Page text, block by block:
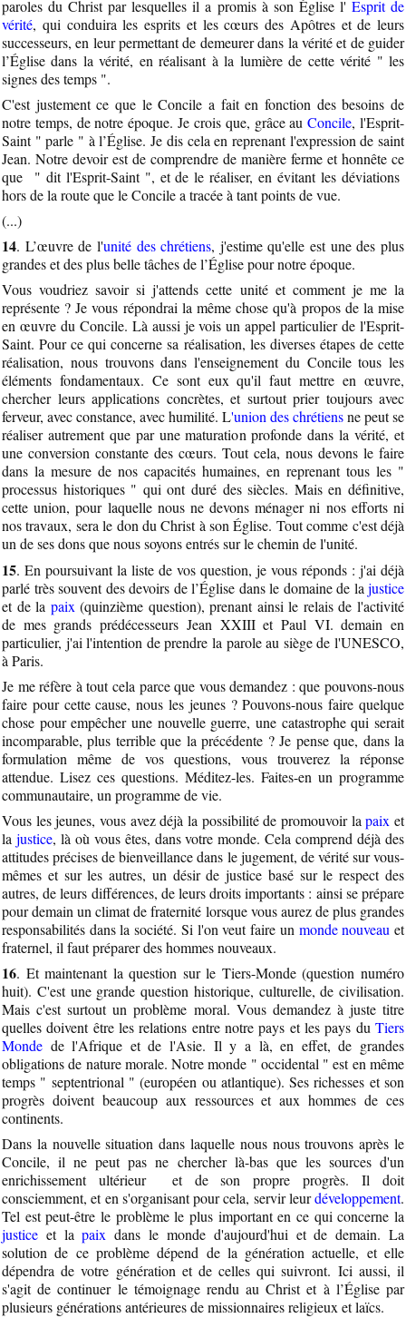
paroles du Christ par lesquelles il a promis à son Église l' Esprit de
vérité, qui conduira les esprits et les cœurs des Apôtres et de leurs
successeurs, en leur permettant de demeurer dans la vérité et de guider
l’Église dans la vérité, en réalisant à la lumière de cette vérité " les
signes des temps ".
C'est justement ce que le Concile a fait en fonction des besoins de
notre temps, de notre époque. Je crois que, grâce auConcile, l'Esprit-
Saint " parle " à l’Église. Je dis cela en reprenant l'expression de saint
Jean. Notre devoir est de comprendre de manière ferme et honnête ce
que " dit l'Esprit-Saint ", et de le réaliser, en évitant les déviations
hors de la route que le Concile a tracée à tant points de vue.
(...)
14. L’œuvre de l'unité des chrétiens, j'estime qu'elle est une des plus
grandes et des plus belle tâches de l’Église pour notre époque.
Vous voudriez savoir si j'attends cette unité et comment je me la
représente ? Je vous répondrai la même chose qu'à propos de la mise
en œuvre du Concile. Là aussi je vois un appel particulier de l'Esprit-
Saint. Pour ce qui concerne sa réalisation, les diverses étapes de cette
réalisation, nous trouvons dans l'enseignement du Concile tous les
éléments fondamentaux. Ce sont eux qu'il faut mettre en œuvre,
chercher leurs applications concrètes, et surtout prier toujours avec
ferveur, avec constance, avec humilité. L'union des chrétiensne peut se
réaliser autrement que par une maturation profonde dans la vérité, et
une conversion constante des cœurs. Tout cela, nous devons le faire
dans la mesure de nos capacités humaines, en reprenant tous les "
processus historiques " qui ont duré des siècles. Mais en définitive,
cette union, pour laquelle nous ne devons ménager ni nos efforts ni
nos travaux, sera le don du Christ à son Église. Tout comme c'est déjà
un de ses dons que nous soyons entrés sur le chemin de l'unité.
15. En poursuivant la liste de vos question, je vous réponds : j'ai déjà
parlé très souvent des devoirs de l’Église dans le domaine de la justice
et de la paix (quinzième question), prenant ainsi le relais de l'activité
de mes grands prédécesseurs Jean XXIII et Paul VI. demain en
particulier, j'ai l'intention de prendre la parole au siège de l'UNESCO,
à Paris.
Je me réfère à tout cela parce que vous demandez : que pouvons-nous
faire pour cette cause, nous les jeunes ? Pouvons-nous faire quelque
chose pour empêcher une nouvelle guerre, une catastrophe qui serait
incomparable, plus terrible que la précédente ? Je pense que, dans la
formulation même de vos questions, vous trouverez la réponse
attendue. Lisez ces questions. Méditez-les. Faites-en un programme
communautaire, un programme de vie.
Vous les jeunes, vous avez déjà la possibilité de promouvoir lapaix et
la justice, là où vous êtes, dans votre monde. Cela comprend déjà des
attitudes précises de bienveillance dans le jugement, de vérité sur vous-
mêmes et sur les autres, un désir de justice basé sur le respect des
autres, de leurs différences, de leurs droits importants : ainsi se prépare
pour demain un climat de fraternité lorsque vous aurez de plus grandes
responsabilités dans la société. Si l'on veut faire un monde nouveau et
fraternel, il faut préparer des hommes nouveaux.
16. Et maintenant la question sur le Tiers-Monde (question numéro
huit). C'est une grande question historique, culturelle, de civilisation.
Mais c'est surtout un problème moral. Vous demandez à juste titre
quelles doivent être les relations entre notre pays et les pays du Tiers
Monde de l'Afrique et de l'Asie. Il y a là, en effet, de grandes
obligations de nature morale. Notre monde " occidental " est en même
temps " septentrional " (européen ou atlantique). Ses richesses et son
progrès doivent beaucoup aux ressources et aux hommes de ces
continents.
Dans la nouvelle situation dans laquelle nous nous trouvons après le
Concile, il ne peut pas ne chercher là-bas que les sources d'un
enrichissement ultérieur et de son propre progrès. Il doit
consciemment, et en s'organisant pour cela, servir leurdéveloppement.
Tel est peut-être le problème le plus important en ce qui concerne la
justice et lapaix dans le monde d'aujourd'hui et de demain. La
solution de ce problème dépend de la génération actuelle, et elle
dépendra de votre génération et de celles qui suivront. Ici aussi, il
s'agit de continuer le témoignage rendu au Christ et à l’Église par
plusieurs générations antérieures de missionnaires religieux et laïcs.